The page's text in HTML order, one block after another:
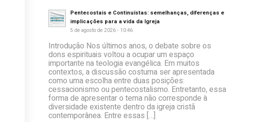
Pentecostais e Continuístas: semelhanças, diferenças e
implicações para a vida da Igreja
5 de agosto de 2026 - 10:46
Introdução Nos últimos anos, o debate sobre os
dons espirituais voltou a ocupar um espaço
importante na teologia evangélica. Em muitos
contextos, a discussão costuma ser apresentada
como uma escolha entre duas posições:
cessacionismo ou pentecostalismo. Entretanto, essa
forma de apresentar o tema não corresponde à
diversidade existente dentro da igreja cristã
contemporânea. Entre essas […]